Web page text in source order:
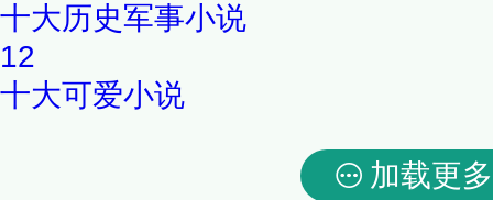
十大历史军事小说
12
十大可爱小说
加载更多